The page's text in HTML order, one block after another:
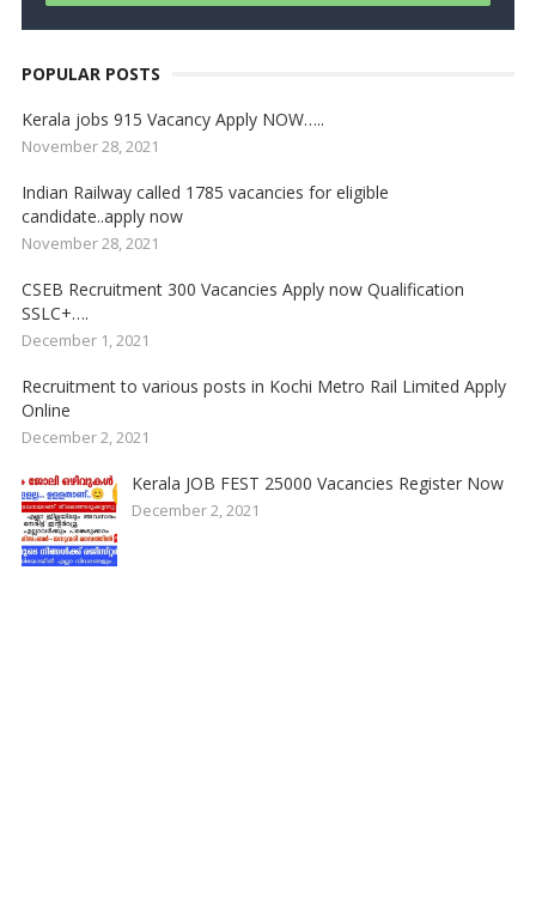
POPULAR POSTS
Kerala jobs 915 Vacancy Apply NOW…..
November 28, 2021
Indian Railway called 1785 vacancies for eligible
candidate..apply now
November 28, 2021
CSEB Recruitment 300 Vacancies Apply now Qualification
SSLC+….
December 1, 2021
Recruitment to various posts in Kochi Metro Rail Limited Apply
Online
December 2, 2021
Kerala JOB FEST 25000 Vacancies Register Now
December 2, 2021